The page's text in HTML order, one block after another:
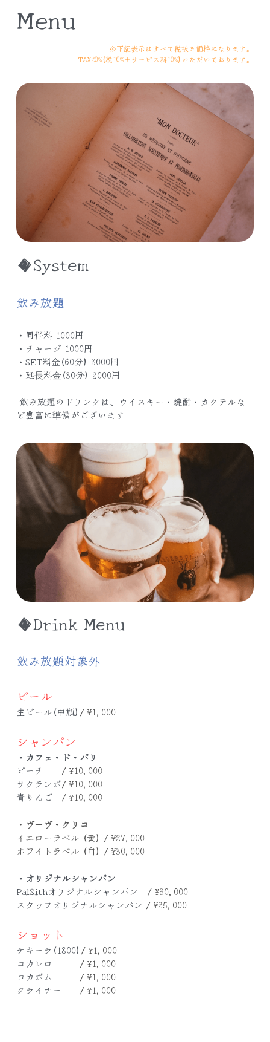
Menu
※下記表示はすべて税抜き価格になります。
TAX20%(税10%＋サービス料10%)いただいております。
◆System
飲み放題
・同伴料 1000円
・チャージ 1000円
・SET料⾦(60分) 3000円
・延⻑料⾦(30分) 2000円
ど豊富に準備がございます
◆Drink Menu
飲み放題対象外
ビール
生ビール(中瓶) / ¥1,000
シャンパン
・カフェ・ド・パリ
ピーチ / ¥10,000
サクランボ/ ¥10,000
青りんご / ¥10,000
・ ヴーヴ・クリコ
イエローラベル (黄) / ¥27,000
ホワイトラベル (白) / ¥30,000
・オリジナルシャンパン
PalSithオリジナルシャンパン / ¥30,000
スタッフオリジナルシャンパン / ¥25,000
ショット
テキーラ(1800) / ¥1,000
コカレロ / ¥1,000
コカボム / ¥1,000
クライナー / ¥1,000